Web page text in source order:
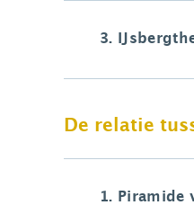
3.
De relatie
1. Piramide